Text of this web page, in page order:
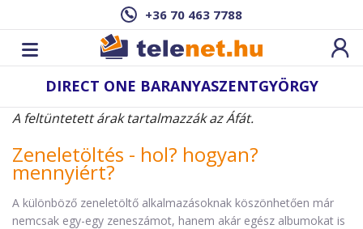
+36 70 463 7788
DIRECT ONE BARANYASZENTGYÖRGY
A feltüntetett árak tartalmazzák az Áfát.
Zeneletöltés - hol? hogyan?
mennyiért?
A különböző zeneletöltő alkalmazásoknak köszönhetően már
nemcsak egy-egy zeneszámot, hanem akár egész albumokat is